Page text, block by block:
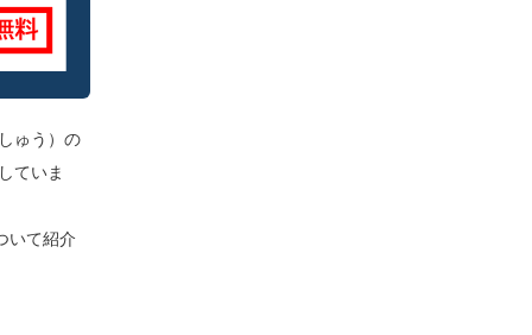
ゅう）の
ていま
いて紹介